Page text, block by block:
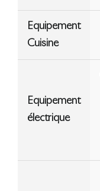
Equipement
Cuisine
Equipement
électrique